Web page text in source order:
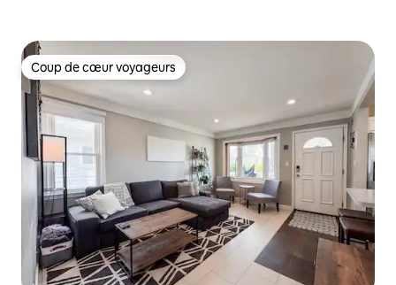
Coup de cœur voyageurs
Coup de cœur voyageurs